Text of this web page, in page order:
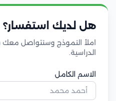
هل لديك استفسار؟
املأ النموذج وسنتواصل معك
الدراسية.
الاسم الكامل